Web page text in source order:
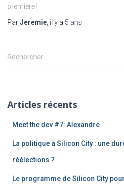
première !
ParJeremie , il y a 5 ans
R
e
r
Rechercher…
Articles récents
Meet the dev #7: Alexandre
La politique à Silicon City : une
réélections ?
Le programme de Silicon City